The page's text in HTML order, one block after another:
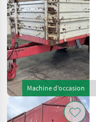
Machine d’occasion